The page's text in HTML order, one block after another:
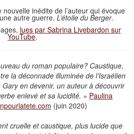
nouvelle inédite de l’auteur qui évoque
autre guerre, L’étoile du Berger.
lues par Sabrina Livebardon sur
YouTube.
du roman populaire? Caustique,
la déconnade illuminée de l’Israélien
en devenir, un auteur à découvrir
enlevé et sa lucidité. » Paulina
(juin 2020)
cruelle et caustique, plus lucide que